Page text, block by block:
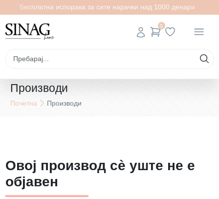
Бесплатна испорака за сите нарачки над 1000 денари
0
Производи
Почетна Производи
Овој производ сè уште не е
објавен